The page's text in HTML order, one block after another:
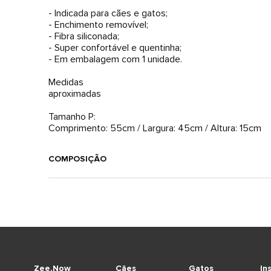
- Indicada para cães e gatos;
- Enchimento removível;
- Fibra siliconada;
- Super confortável e quentinha;
- Em embalagem com 1 unidade.
Medidas
aproximadas
Tamanho P:
COMPOSIÇÃO
Cães Gatos
Zee.Now